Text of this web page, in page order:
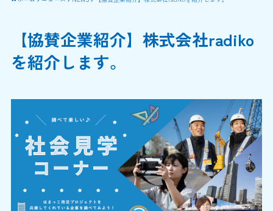
【協賛企業紹介】株式会社radiko
を紹介します。